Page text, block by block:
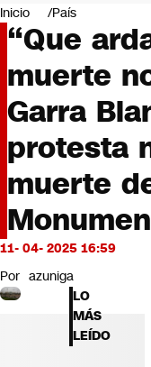
Negocios
Deportes
Programas
Cultura
Servicios
Bits
CNN tiempo
Futuro 360
Opinión
Inicio País
“Que
muerte
Garra
protesta
muerte
11- 04- 2025 16:59
Por azuniga
LO
MÁS
LEÍDO